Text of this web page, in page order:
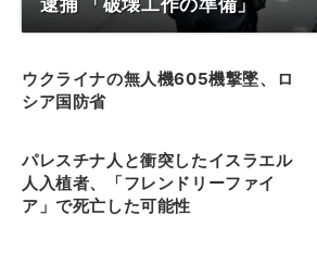
ウクライナの無人機605機撃墜、ロ
シア国防省
パレスチナ人と衝突したイスラエル
人入植者、「フレンドリーファイ
ア」で死亡した可能性